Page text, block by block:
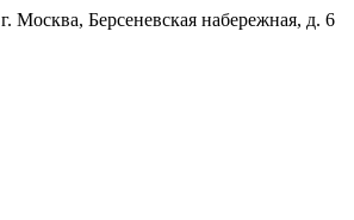
г. Москва, Берсеневская набережная, д. 6